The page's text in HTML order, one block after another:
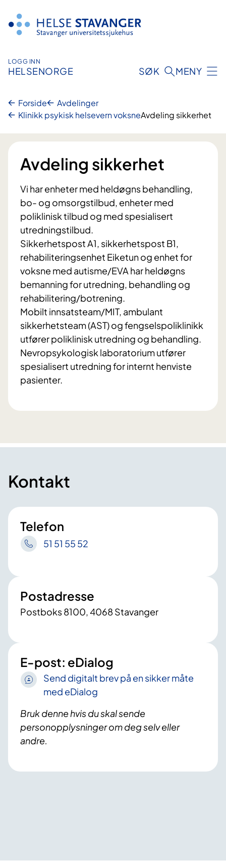
innhold
LOGG INN
HELSENORGE SØK MENY
Forside
Avdelinger
Klinikk psykisk helsevern voksneAvdeling sikkerhet
Avdeling sikkerhet
Vi har enheter med heldøgns behandling,
bo- og omsorgstilbud, enheter med
poliklinisk tilbud og med spesialisert
utredningstilbud.
Sikkerhetspost A1, sikkerhetspost B1,
rehabiliteringsenhet Eiketun og enhet for
voksne med autisme/EVA har heldøgns
bemanning for utredning, behandling og
rehabilitering/botrening.
Mobilt innsatsteam/MIT, ambulant
sikkerhetsteam (AST) og fengselspoliklinikk
utfører poliklinisk utredning og behandling.
Nevropsykologisk laboratorium utfører
spesialisert utredning for internt henviste
pasienter.
Kontakt
Telefon
51 51 55 52
Postadresse
Postboks 8100, 4068 Stavanger
E-post: eDialog
Send digitalt brev på en sikker måte
med eDialog
Bruk denne hvis du skal sende
personopplysninger om deg selv eller
andre.